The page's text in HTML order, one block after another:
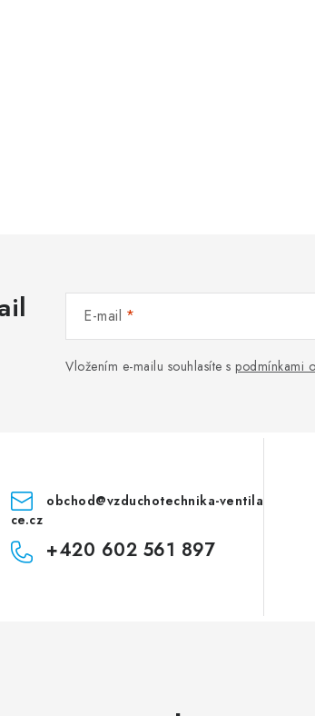
E-mail
Vložením e-mailu souhlasíte s podmínkami
obchod@vzduchotechnika-ventila
ce.cz
+420 602 561 897